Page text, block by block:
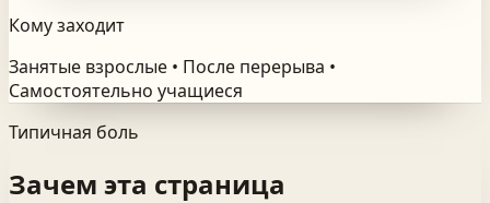
Кому заходит
Занятые взрослые • После перерыва •
Самостоятельно учащиеся
Типичная боль
Зачем эта страница